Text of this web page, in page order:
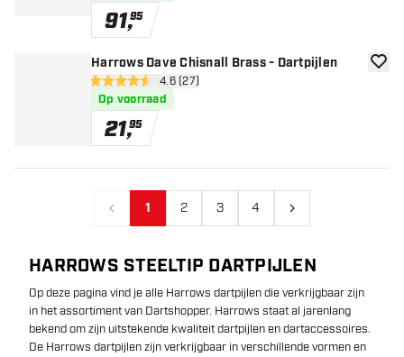
91,95
Harrows Dave Chisnall Brass - Dartpijlen
open reviews drawer
4.6 score sterren4.6 (27)
Op voorraad
21,95
Vorige
1 2 3 4 Volgende
HARROWS STEELTIP DARTPIJLEN
Op deze pagina vind je alle Harrows dartpijlen die verkrijgbaar zijn
in het assortiment van Dartshopper. Harrows staat al jarenlang
bekend om zijn uitstekende kwaliteit dartpijlen en dartaccessoires.
De Harrows dartpijlen zijn verkrijgbaar in verschillende vormen en